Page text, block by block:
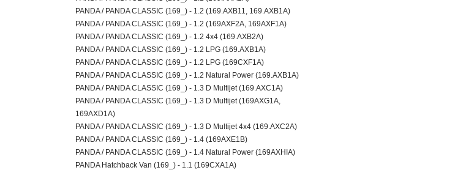
PANDA / PANDA CLASSIC (169_) - 1.2 (169.AXB11, 169.AXB1A)
PANDA / PANDA CLASSIC (169_) - 1.2 (169AXF2A, 169AXF1A)
PANDA / PANDA CLASSIC (169_) - 1.2 4x4 (169.AXB2A)
PANDA / PANDA CLASSIC (169_) - 1.2 LPG (169.AXB1A)
PANDA / PANDA CLASSIC (169_) - 1.2 LPG (169CXF1A)
PANDA / PANDA CLASSIC (169_) - 1.2 Natural Power (169.AXB1A)
PANDA / PANDA CLASSIC (169_) - 1.3 D Multijet (169.AXC1A)
PANDA / PANDA CLASSIC (169_) - 1.3 D Multijet (169AXG1A,
169AXD1A)
PANDA / PANDA CLASSIC (169_) - 1.3 D Multijet 4x4 (169.AXC2A)
PANDA / PANDA CLASSIC (169_) - 1.4 (169AXE1B)
PANDA / PANDA CLASSIC (169_) - 1.4 Natural Power (169AXHIA)
PANDA Hatchback Van (169_) - 1.1 (169CXA1A)